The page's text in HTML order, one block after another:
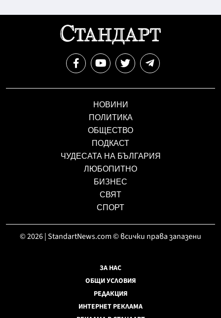
НОВИНИ
ПОЛИТИКА
ОБЩЕСТВО
ПОДКАСТ
ЧУДЕСАТА НА БЪЛГАРИЯ
ЛЮБОПИТНО
БИЗНЕС
СВЯТ
СПОРТ
© 2026 | StandartNews.com © всички права запазени
ЗА НАС
ОБЩИ УСЛОВИЯ
РЕДАКЦИЯ
ИНТЕРНЕТ РЕКЛАМА